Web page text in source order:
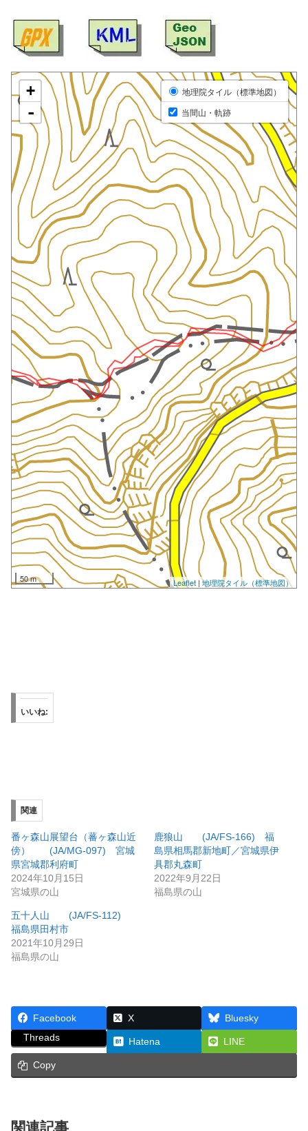
いいね:
関連
番ヶ森山展望台（蕃ヶ森山近
傍） (JA/MG-097) 宮城
県宮城郡利府町
2024年10月15日
宮城県の山
鹿狼山 (JA/FS-166) 福
島県相馬郡新地町／宮城県伊
具郡丸森町
2022年9月22日
福島県の山
五十人山 (JA/FS-112)
福島県田村市
2021年10月29日
福島県の山
Facebook X
Bluesky
Threads
Hatena LINE
Copy
関連記事